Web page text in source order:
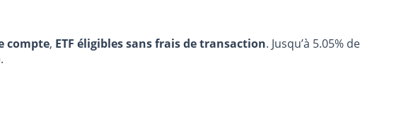
compte, ETF éligibles sans frais de transaction. Jusqu’à 5.05% de